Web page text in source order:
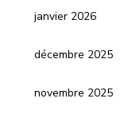
janvier 2026
décembre 2025
novembre 2025